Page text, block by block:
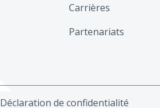
Carrières
Partenariats
Déclaration de confidentialité